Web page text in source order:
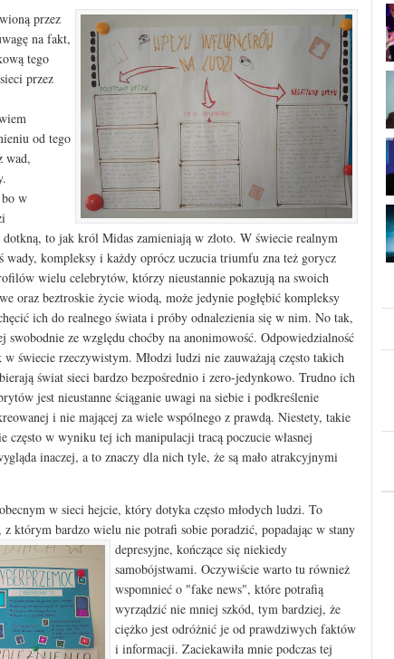
przez
na fakt,
tego
przez
od tego
wad,
w
dotkną, to jak król Midas zamieniają w złoto. W świecie realnym
wady, kompleksy i każdy oprócz uczucia triumfu zna też gorycz
wielu celebrytów, którzy nieustannie pokazują na swoich
oraz beztroskie życie wiodą, może jedynie pogłębić kompleksy
ich do realnego świata i próby odnalezienia się w nim. No tak,
swobodnie ze względu choćby na anonimowość. Odpowiedzialność
świecie rzeczywistym. Młodzi ludzi nie zauważają często takich
świat sieci bardzo bezpośrednio i zero-jedynkowo. Trudno ich
jest nieustanne ściąganie uwagi na siebie i podkreślenie
i nie mającej za wiele wspólnego z prawdą. Niestety, takie
często w wyniku tej ich manipulacji tracą poczucie własnej
inaczej, a to znaczy dla nich tyle, że są mało atrakcyjnymi
w sieci hejcie, który dotyka często młodych ludzi. To
z którym bardzo wielu nie potrafi sobie poradzić, popadając w stany
depresyjne, kończące się niekiedy
samobójstwami. Oczywiście warto tu również
wspomnieć o "fake news", które potrafią
wyrządzić nie mniej szkód, tym bardziej, że
ciężko jest odróżnić je od prawdziwych faktów
i informacji. Zaciekawiła mnie podczas tej